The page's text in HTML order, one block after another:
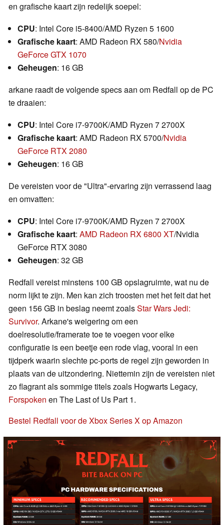
en grafische kaart zijn redelijk soepel:
CPU: Intel Core i5-8400/AMD Ryzen 5 1600
Grafische kaart: AMD Radeon RX 580/Nvidia
GeForce GTX 1070
Geheugen: 16 GB
arkane raadt de volgende specs aan om Redfall op de PC
te draaien:
CPU: Intel Core i7-9700K/AMD Ryzen 7 2700X
Grafische kaart: AMD Radeon RX 5700/Nvidia
GeForce RTX 2080
Geheugen: 16 GB
De vereisten voor de "Ultra"-ervaring zijn verrassend laag
en omvatten:
CPU: Intel Core i7-9700K/AMD Ryzen 7 2700X
Grafische kaart: AMD Radeon RX 6800 XT/Nvidia
GeForce RTX 3080
Geheugen: 32 GB
Redfall vereist minstens 100 GB opslagruimte, wat nu de
norm lijkt te zijn. Men kan zich troosten met het feit dat het
geen 156 GB in beslag neemt zoalsStar Wars Jedi:
Survivor. Arkane's weigering om een
doelresolutie/framerate toe te voegen voor elke
configuratie is een beetje een rode vlag, vooral in een
tijdperk waarin slechte pc-ports de regel zijn geworden in
plaats van de uitzondering. Niettemin zijn de vereisten niet
zo flagrant als sommige titels zoals Hogwarts Legacy,
Forspoken en The Last of Us Part 1.
Bestel Redfall voor de Xbox Series X op Amazon